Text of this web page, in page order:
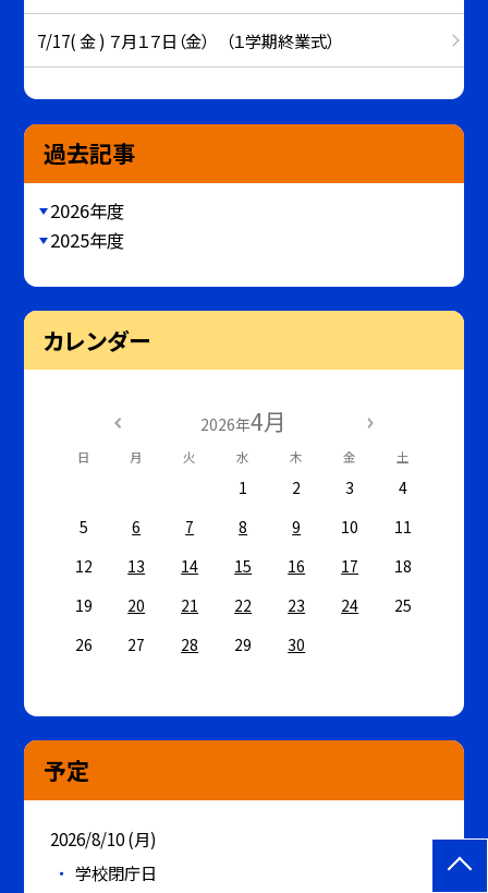
7/17( 金 ) ７月１７日（金） （１学期終業式）
過去記事
2026年度
2025年度
カレンダー
2026年4月
日 月 火 水 木 金 土
1 2 3
4
5
6 7 8 9 10
11
12
13 14 15 16 17
18
19
20 21 22 23 24
25
26
27 28 29 30
予定
2026/8/10 (月)
学校閉庁日